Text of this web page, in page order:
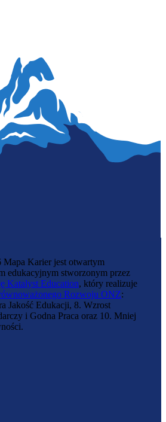
Karier jest otwartym
edukacyjnym stworzonym przez
Katalyst Education, który realizuje
Rozwoju ONZ:
Jakość Edukacji, 8. Wzrost
i Godna Praca oraz 10. Mniej